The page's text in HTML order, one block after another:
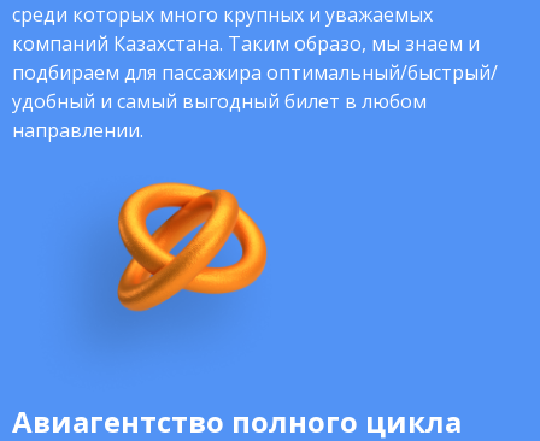
среди которых много крупных и уважаемых
компаний Казахстана. Таким образо, мы знаем и
подбираем для пассажира оптимальный/быстрый/
удобный и самый выгодный билет в любом
направлении.
Авиагентство полного цикла